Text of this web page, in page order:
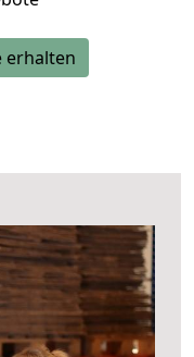
erhalten